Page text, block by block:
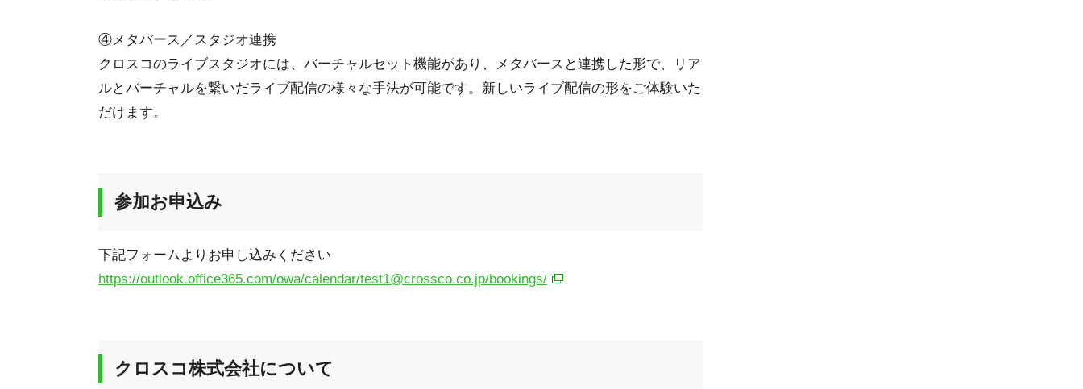
④メタバース／スタジオ連携
クロスコのライブスタジオには、バーチャルセット機能があり、メタバースと連携した形で、リア
ルとバーチャルを繋いだライブ配信の様々な手法が可能です。新しいライブ配信の形をご体験いた
だけます。
参加お申込み
下記フォームよりお申し込みください
https://outlook.office365.com/owa/calendar/test1@crossco.co.jp/bookings/
クロスコ株式会社について